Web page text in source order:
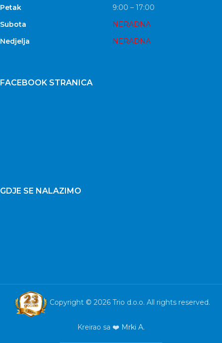
Petak
9:00 – 17:00
Subota
NERADNA
Nedjelja
NERADNA
FACEBOOK STRANICA
GDJE SE NALAZIMO
Copyright © 2026 Trio d.o.o. All rights reserved.
Kreirao sa ❤️ Mrki A.